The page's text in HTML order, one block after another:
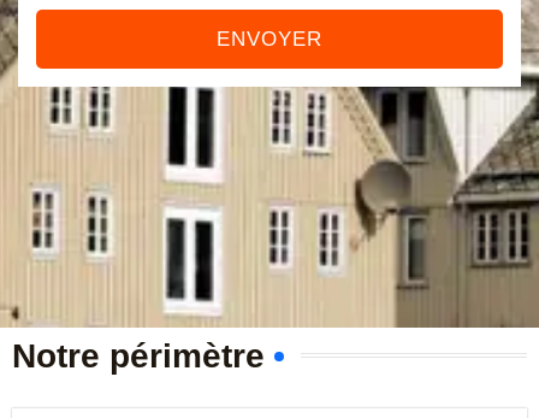
*
o
m
b
r
ENVOYER
Notre périmètre